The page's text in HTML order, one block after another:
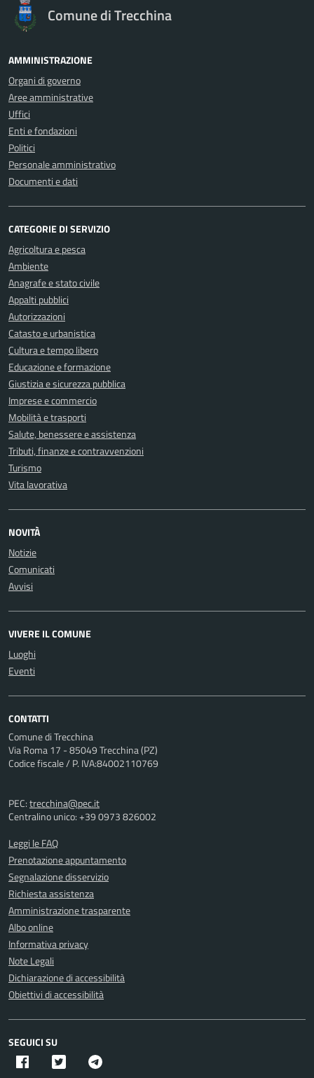
Comune di Trecchina
AMMINISTRAZIONE
Organi di governo
Aree amministrative
Uffici
Enti e fondazioni
Politici
Personale amministrativo
Documenti e dati
CATEGORIE DI SERVIZIO
Agricoltura e pesca
Ambiente
Anagrafe e stato civile
Appalti pubblici
Autorizzazioni
Catasto e urbanistica
Cultura e tempo libero
Educazione e formazione
Giustizia e sicurezza pubblica
Imprese e commercio
Mobilità e trasporti
Salute, benessere e assistenza
Tributi, finanze e contravvenzioni
Turismo
Vita lavorativa
NOVITÀ
Notizie
Comunicati
Avvisi
VIVERE IL COMUNE
Luoghi
Eventi
CONTATTI
Comune di Trecchina
Via Roma 17 - 85049 Trecchina (PZ)
Codice fiscale / P. IVA:84002110769
PEC:trecchina@pec.it
Centralino unico: +39 0973 826002
Leggi le FAQ
Prenotazione appuntamento
Segnalazione disservizio
Richiesta assistenza
Amministrazione trasparente
Albo online
Informativa privacy
Note Legali
Dichiarazione di accessibilità
Obiettivi di accessibilità
SEGUICI SU
Facebook Twitter X